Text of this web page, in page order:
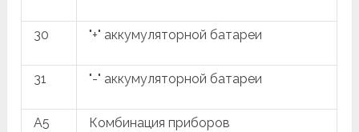
30 "+" аккумуляторной батареи
31 "-" аккумуляторной батареи
A5 Комбинация приборов